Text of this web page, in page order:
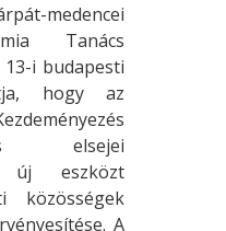
medencei
Tanács
13-i budapesti
hogy az
elsejei
új eszközt
közösségek
A